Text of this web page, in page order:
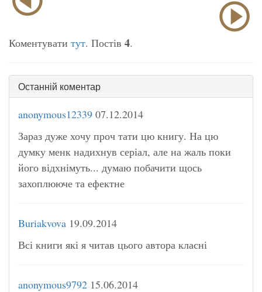
Коментувати тут. Постів 4.
Останній коментар
anonymous12339 07.12.2014
Зараз дуже хочу проч тати цю книгу. На цю
думку менк надихнув серіал, але на жаль поки
його відхнімуть... думаю побачити щось
захоплююче та ефектне
Buriakvova 19.09.2014
Всі книги які я читав цього автора класні
anonymous9792 15.06.2014